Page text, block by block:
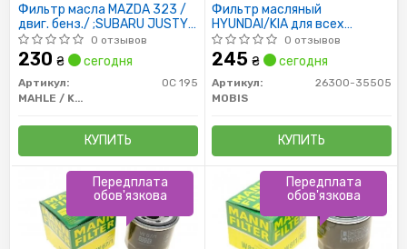
Фильтр масла MAZDA 323 /
двиг. бенз./ ;SUBARU JUSTY
H=65MM
0 отзывов
230 ₴ сегодня
Артикул:
OC 195
MAHLE / KNECHT
КУПИТЬ
Фильтр масляный
HYUNDAI/KIA для всех
бензиновых моторов
0 отзывов
245 ₴ сегодня
Артикул:
26300-35505
MOBIS
КУПИТЬ
Передплата
обов'язкова
Передплата
обов'язкова